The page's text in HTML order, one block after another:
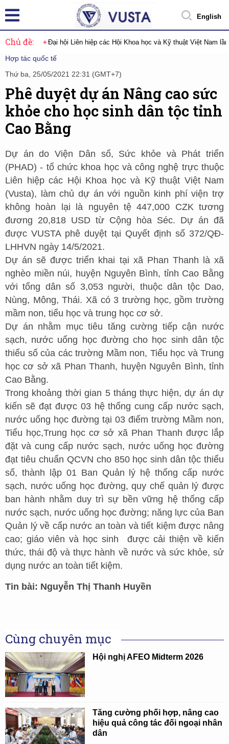
English
Chủ đề: Đại hội Liên hiệp các Hội Khoa học và Kỹ thuật Việt Nam
Hợp tác quốc tế
Thứ ba, 25/05/2021 22:31 (GMT+7)
Phê duyệt dự án Nâng cao sức
khỏe cho học sinh dân tộc tỉnh
Cao Bằng
Dự án do Viện Dân số, Sức khỏe và Phát triển
(PHAD) - tổ chức khoa học và công nghệ trực thuộc
Liên hiệp các Hội Khoa học và Kỹ thuật Việt Nam
(Vusta), làm chủ dự án với nguồn kinh phí viện trợ
không hoàn lại là nguyên tệ 447,000 CZK tương
đương 20,818 USD từ Cộng hòa Séc. Dự án đã
được VUSTA phê duyệt tại Quyết định số 372/QĐ-
LHHVN ngày 14/5/2021.
Dự án sẽ được triển khai tại xã Phan Thanh là xã
nghèo miền núi, huyện Nguyên Bình, tỉnh Cao Bằng
với tổng dân số 3,053 người, thuộc dân tộc Dao,
Nùng, Mông, Thái. Xã có 3 trường học, gồm trường
mầm non, tiểu học và trung học cơ sở.
Dự án nhằm mục tiêu tăng cường tiếp cận nước
sạch, nước uống học đường cho học sinh dân tộc
thiểu số của các trường Mầm non, Tiểu học và Trung
học cơ sở xã Phan Thanh, huyện Nguyên Bình, tỉnh
Cao Bằng.
Trong khoảng thời gian 5 tháng thực hiện, dự án dự
kiến sẽ đạt được 03 hệ thống cung cấp nước sạch,
nước uống học đường tại 03 điểm trường Mầm non,
Tiểu học,Trung học cơ sở xã Phan Thanh được lắp
đặt và cung cấp nước sạch, nước uống học đường
đạt tiêu chuẩn QCVN cho 850 học sinh dân tộc thiểu
số, thành lập 01 Ban Quản lý hệ thống cấp nước
sạch, nước uống học đường, quy chế quản lý được
ban hành nhằm duy trì sự bền vững hệ thống cấp
nước sạch, nước uống học đường; năng lực của Ban
Quản lý về cấp nước an toàn và tiết kiệm được nâng
cao; giáo viên và học sinh được cải thiện về kiến
thức, thái độ và thực hành về nước và sức khỏe, sử
dụng nước an toàn tiết kiệm.
Tin bài: Nguyễn Thị Thanh Huyền
Cùng chuyên mục
Hội nghị AFEO Midterm 2026
Tăng cường phối hợp, nâng cao
hiệu quả công tác đối ngoại nhân
dân